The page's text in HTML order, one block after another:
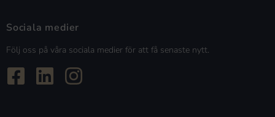
Sociala medier
Följ oss på våra sociala medier för att få senaste nytt.